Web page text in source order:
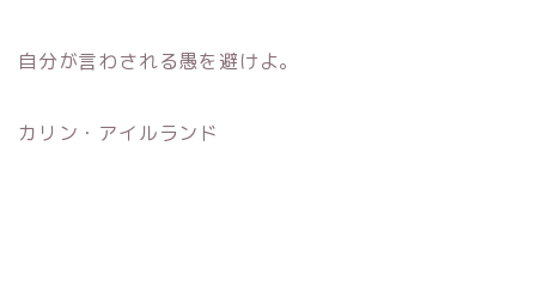
自分が言わされる愚を避けよ。
カリン・アイルランド